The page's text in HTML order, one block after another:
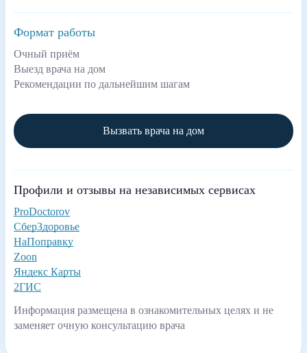
Формат работы
Очный приём
Выезд врача на дом
Рекомендации по дальнейшим шагам
Вызвать врача на дом
Профили и отзывы на независимых сервисах
ProDoctorov
СберЗдоровье
НаПоправку
Zoon
Яндекс Карты
2ГИС
Информация размещена в ознакомительных целях и не
заменяет очную консультацию врача